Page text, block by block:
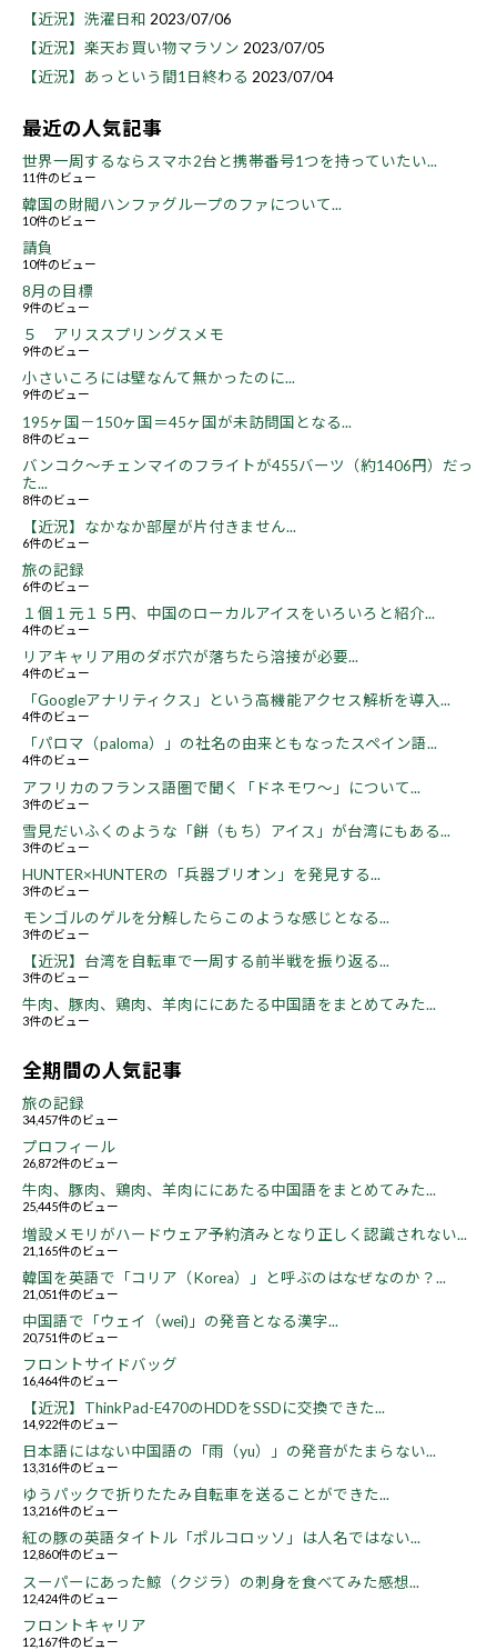
【近況】洗濯日和 2023/07/06
【近況】楽天お買い物マラソン 2023/07/05
【近況】あっという間1日終わる 2023/07/04
最近の人気記事
世界一周するならスマホ2台と携帯番号1つを持っていたい...
11件のビュー
韓国の財閥ハンファグループのファについて...
10件のビュー
請負
10件のビュー
8月の目標
9件のビュー
５ アリススプリングスメモ
9件のビュー
小さいころには壁なんて無かったのに...
9件のビュー
195ヶ国－150ヶ国＝45ヶ国が未訪問国となる...
8件のビュー
バンコク～チェンマイのフライトが455バーツ（約1406円）だっ
た...
8件のビュー
【近況】なかなか部屋が片付きません...
6件のビュー
旅の記録
6件のビュー
１個１元１５円、中国のローカルアイスをいろいろと紹介...
4件のビュー
リアキャリア用のダボ穴が落ちたら溶接が必要...
4件のビュー
「Googleアナリティクス」という高機能アクセス解析を導入...
4件のビュー
「パロマ（paloma）」の社名の由来ともなったスペイン語...
4件のビュー
アフリカのフランス語圏で聞く「ドネモワ～」について...
3件のビュー
雪見だいふくのような「餅（もち）アイス」が台湾にもある...
3件のビュー
HUNTER×HUNTERの「兵器ブリオン」を発見する...
3件のビュー
モンゴルのゲルを分解したらこのような感じとなる...
3件のビュー
【近況】台湾を自転車で一周する前半戦を振り返る...
3件のビュー
牛肉、豚肉、鶏肉、羊肉ににあたる中国語をまとめてみた...
3件のビュー
全期間の人気記事
旅の記録
34,457件のビュー
プロフィール
26,872件のビュー
牛肉、豚肉、鶏肉、羊肉ににあたる中国語をまとめてみた...
25,445件のビュー
増設メモリがハードウェア予約済みとなり正しく認識されない...
21,165件のビュー
韓国を英語で「コリア（Korea）」と呼ぶのはなぜなのか？...
21,051件のビュー
中国語で「ウェイ（wei)」の発音となる漢字...
20,751件のビュー
フロントサイドバッグ
16,464件のビュー
【近況】ThinkPad-E470のHDDをSSDに交換できた...
14,922件のビュー
日本語にはない中国語の「雨（yu）」の発音がたまらない...
13,316件のビュー
ゆうパックで折りたたみ自転車を送ることができた...
13,216件のビュー
紅の豚の英語タイトル「ポルコロッソ」は人名ではない...
12,860件のビュー
スーパーにあった鯨（クジラ）の刺身を食べてみた感想...
12,424件のビュー
フロントキャリア
12,167件のビュー